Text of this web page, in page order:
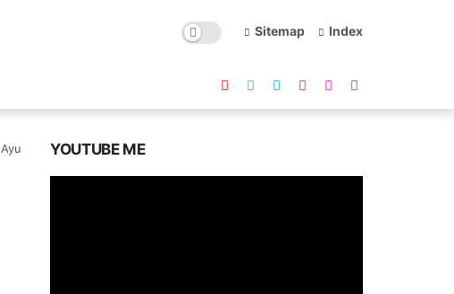
Sitemap Index
YOUTUBE ME